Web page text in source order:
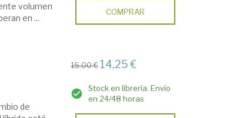
volumen
en ...
COMPRAR
de
15,00 € 14,25 €
Stock en librería. Envío
en 24/48 horas